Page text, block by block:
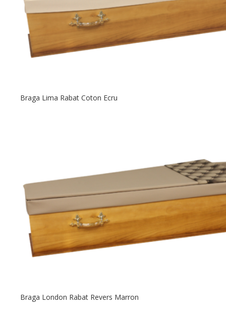
Braga Lima Rabat Coton Ecru
Braga London Rabat Revers Marron